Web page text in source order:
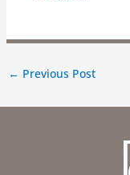
← Previous Post